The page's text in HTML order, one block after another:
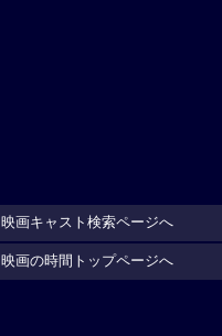
映画キャスト検索ページへ
映画の時間トップページへ